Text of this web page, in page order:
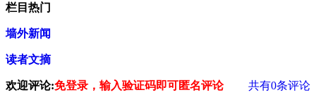
栏目热门
墙外新闻
读者文摘
欢迎评论:免登录，输入验证码即可匿名评论 共有0条评论